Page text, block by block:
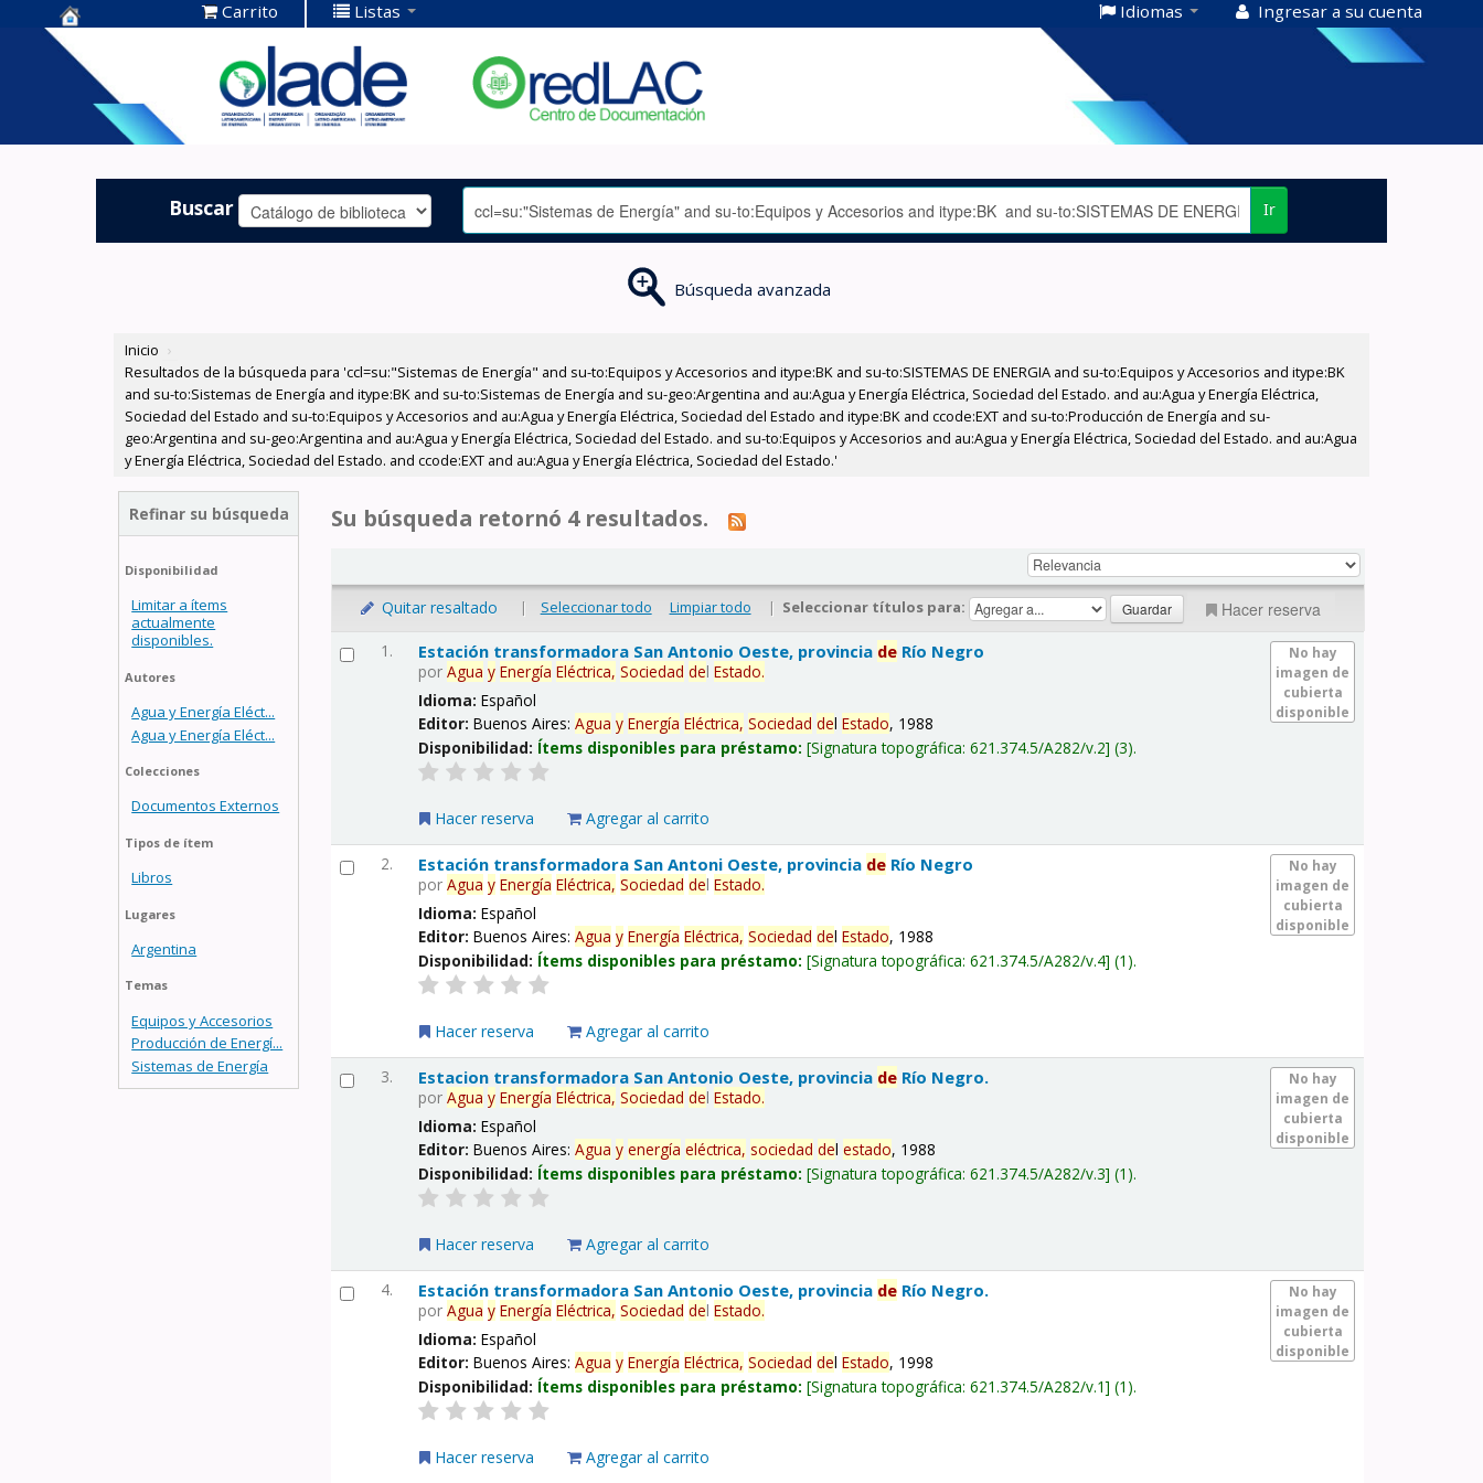
Centro de
Documentación
OLADE -
Carrito Listas Idiomas Ingresar a su cuenta
Buscar Ir
Búsqueda avanzada
Inicio ›
Resultados de la búsqueda para 'ccl=su:"Sistemas de Energía" and su-to:Equipos y Accesorios and itype:BK and su-to:SISTEMAS DE ENERGIA and su-to:Equipos y Accesorios and itype:BK
and su-to:Sistemas de Energía and itype:BK and su-to:Sistemas de Energía and su-geo:Argentina and au:Agua y Energía Eléctrica, Sociedad del Estado. and au:Agua y Energía Eléctrica,
Sociedad del Estado and su-to:Equipos y Accesorios and au:Agua y Energía Eléctrica, Sociedad del Estado and itype:BK and ccode:EXT and su-to:Producción de Energía and su-
geo:Argentina and su-geo:Argentina and au:Agua y Energía Eléctrica, Sociedad del Estado. and su-to:Equipos y Accesorios and au:Agua y Energía Eléctrica, Sociedad del Estado. and au:Agua
y Energía Eléctrica, Sociedad del Estado. and ccode:EXT and au:Agua y Energía Eléctrica, Sociedad del Estado.'
Refinar su búsqueda
Disponibilidad
Limitar a ítems
actualmente
disponibles.
Autores
Agua y Energía Eléct...
Agua y Energía Eléct...
Colecciones
Documentos Externos
Tipos de ítem
Libros
Lugares
Argentina
Temas
Equipos y Accesorios
Producción de Energí...
Sistemas de Energía
Su búsqueda retornó 4 resultados.
Quitar resaltado | Seleccionar todo Limpiar todo | Seleccionar títulos para: Hacer reserva
1.
No hay
imagen de
cubierta
disponible
Estación transformadora San Antonio Oeste, provincia de Río Negro
porAgua y Energía Eléctrica, Sociedad delEstado.
Idioma:Español
Editor:Buenos Aires:Agua y Energía Eléctrica, Sociedad delEstado, 1988
Disponibilidad: Ítems disponibles para préstamo: Signatura topográfica:621.374.5/A282/v.2 (3).
Hacer reserva Agregar al carrito
2.
No hay
imagen de
cubierta
disponible
Estación transformadora San Antoni Oeste, provincia de Río Negro
porAgua y Energía Eléctrica, Sociedad delEstado.
Idioma:Español
Editor:Buenos Aires:Agua y Energía Eléctrica, Sociedad delEstado, 1988
Disponibilidad: Ítems disponibles para préstamo: Signatura topográfica:621.374.5/A282/v.4 (1).
Hacer reserva Agregar al carrito
3.
No hay
imagen de
cubierta
disponible
Estacion transformadora San Antonio Oeste, provincia de Río Negro.
porAgua y Energía Eléctrica, Sociedad delEstado.
Idioma:Español
Editor:Buenos Aires:Agua y energía eléctrica, sociedad delestado, 1988
Disponibilidad: Ítems disponibles para préstamo: Signatura topográfica:621.374.5/A282/v.3 (1).
Hacer reserva Agregar al carrito
4.
No hay
imagen de
cubierta
disponible
Estación transformadora San Antonio Oeste, provincia de Río Negro.
porAgua y Energía Eléctrica, Sociedad delEstado.
Idioma:Español
Editor:Buenos Aires:Agua y Energía Eléctrica, Sociedad delEstado, 1998
Disponibilidad: Ítems disponibles para préstamo: Signatura topográfica:621.374.5/A282/v.1 (1).
Hacer reserva Agregar al carrito